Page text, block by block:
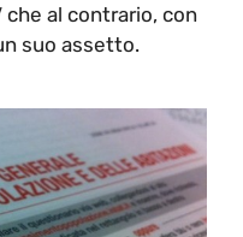
che al contrario, con
suo assetto.